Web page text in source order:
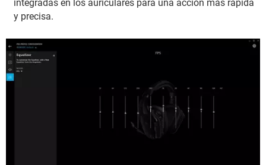
integradas en los auriculares para una acción más rápida
y precisa.